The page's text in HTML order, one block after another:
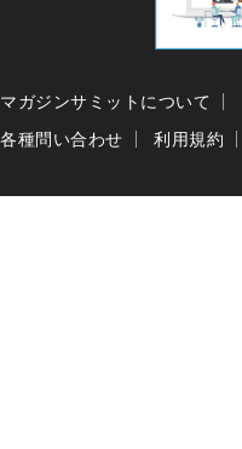
マガジンサミットについて
各種問い合わせ
利用規約